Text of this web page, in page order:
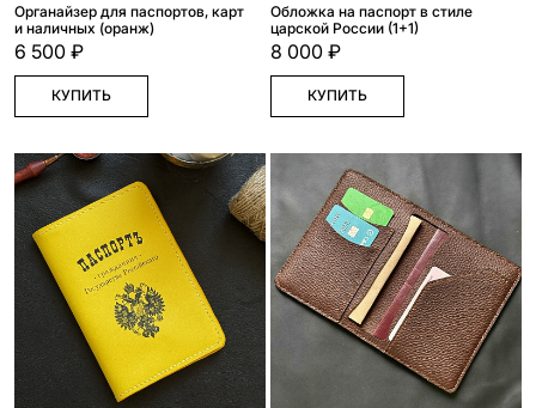
Органайзер для паспортов, карт
и наличных (оранж)
6 500 ₽
КУПИТЬ
Обложка на паспорт в стиле
царской России (1+1)
8 000 ₽
КУПИТЬ